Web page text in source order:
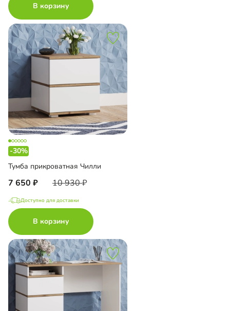
В корзину
-30%
Тумба прикроватная Чилли
7 650 10 930
Доступно для доставки
В корзину